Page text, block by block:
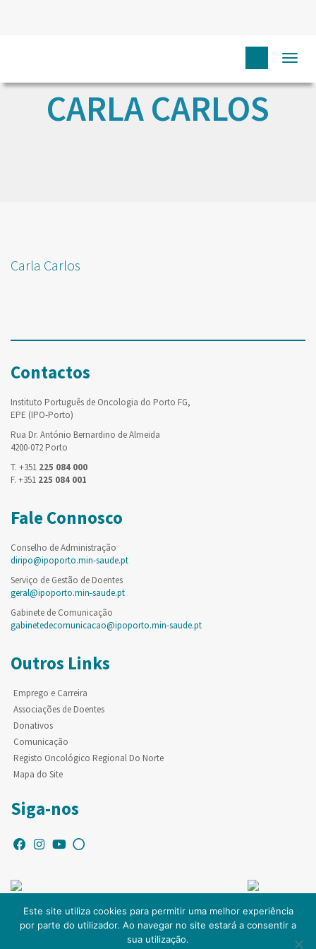
CARLA CARLOS
Carla Carlos
Contactos
Instituto Português de Oncologia do Porto FG,
EPE (IPO-Porto)
Rua Dr. António Bernardino de Almeida
4200-072 Porto
T. +351 225 084 000
F. +351 225 084 001
Fale Connosco
Conselho de Administração
diripo@ipoporto.min-saude.pt
Serviço de Gestão de Doentes
geral@ipoporto.min-saude.pt
Gabinete de Comunicação
gabinetedecomunicacao@ipoporto.min-saude.pt
Outros Links
Emprego e Carreira
Associações de Doentes
Donativos
Comunicação
Registo Oncológico Regional Do Norte
Mapa do Site
Siga-nos
© Copyright IPO-PORTO. Todos os direitos reservados.
Este site utiliza cookies para permitir uma melhor experiência
por parte do utilizador. Ao navegar no site estará a consentir a
sua utilização.